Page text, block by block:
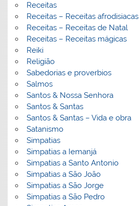
Receitas
Receitas – Receitas afrodisiacas
Receitas – Receitas de Natal
Receitas – Receitas mágicas
Reiki
Religião
Sabedorias e proverbios
Salmos
Santos & Nossa Senhora
Santos & Santas
Santos & Santas – Vida e obra
Satanismo
Simpatias
Simpatias a Iemanjá
Simpatias a Santo Antonio
Simpatias a São João
Simpatias a São Jorge
Simpatias a São Pedro